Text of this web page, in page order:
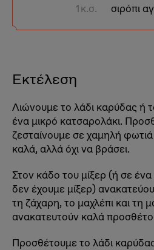
1 κ.σ.
σιρόπι
Εκτέλεση
Λιώνουμε το λάδι καρύδας ή
ένα μικρό κατσαρολάκι.
ζεσταίνουμε σε χαμηλή φωτιά
καλά, αλλά όχι να βράσει.
Στον κάδο του μίξερ (ή σε
δεν έχουμε μίξερ)
τη ζάχαρη, το μαχλέπι και τη
ανακατευτούν καλά
Προσθέτουμε το λάδι